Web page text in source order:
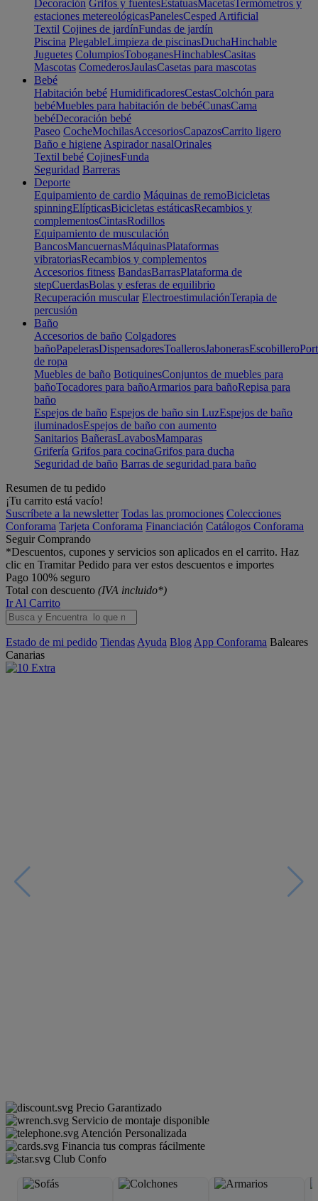
Decoración Grifos y fuentesEstatuasMacetasTermómetros y
estaciones metereológicasPanelesCesped Artificial
Textil Cojines de jardínFundas de jardín
Piscina PlegableLimpieza de piscinasDuchaHinchable
Juguetes ColumpiosToboganesHinchablesCasitas
Mascotas ComederosJaulasCasetas para mascotas
Bebé
Habitación bebé HumidificadoresCestasColchón para
bebéMuebles para habitación de bebéCunasCama
bebéDecoración bebé
Paseo CocheMochilasAccesoriosCapazosCarrito ligero
Baño e higiene Aspirador nasalOrinales
Textil bebé CojinesFunda
Seguridad Barreras
Deporte
Equipamiento de cardio Máquinas de remoBicicletas
spinningElípticasBicicletas estáticasRecambios y
complementosCintasRodillos
Equipamiento de musculación
BancosMancuernasMáquinasPlataformas
vibratoriasRecambios y complementos
Accesorios fitness BandasBarrasPlataforma de
stepCuerdasBolas y esferas de equilibrio
Recuperación muscular ElectroestimulaciónTerapia de
percusión
Baño
Accesorios de baño Colgadores
bañoPapelerasDispensadoresToallerosJabonerasEscobillero
de ropa
Muebles de baño BotiquinesConjuntos de muebles para
bañoTocadores para bañoArmarios para bañoRepisa para
baño
Espejos de baño Espejos de baño sin LuzEspejos de baño
iluminadosEspejos de baño con aumento
Sanitarios BañerasLavabosMamparas
Grifería Grifos para cocinaGrifos para ducha
Seguridad de baño Barras de seguridad para baño
Resumen de tu pedido
¡Tu carrito está vacío!
Suscríbete a la newsletter Todas las promociones Colecciones
Conforama Tarjeta Conforama Financiación Catálogos Conforama
Seguir Comprando
*Descuentos, cupones y servicios son aplicados en el carrito. Haz
clic en Tramitar Pedido para ver estos descuentos e importes
Pago 100% seguro
Total con descuento (IVA incluido*)
Ir Al Carrito
Estado de mi pedido Tiendas Ayuda Blog App Conforama Baleares
Canarias
Precio Garantizado
Servicio de montaje disponible
Atención Personalizada
Financia tus compras fácilmente
Club Confo